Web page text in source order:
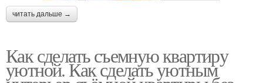
читать дальше →
Как сделать съемную квартиру
уютной. Как сделать уютным